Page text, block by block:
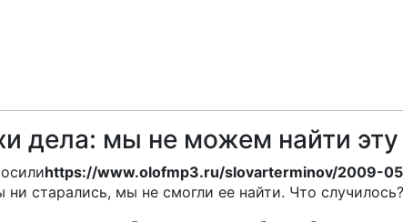
дела: мы не можем найти эту
https://www.olofmp3.ru/slovarterminov/2009-
ни старались, мы не смогли ее найти. Что случилось?